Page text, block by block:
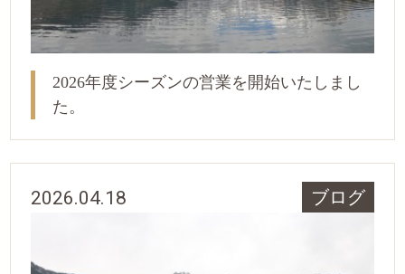
2026年度シーズンの営業を開始いたしまし
た。
2026.04.18 ブログ